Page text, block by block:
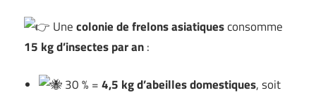
Unecolonie de frelons asiatiquesconsomme
15 kg d’insectes par an:
30 % =4,5 kg d’abeilles domestiques, soit